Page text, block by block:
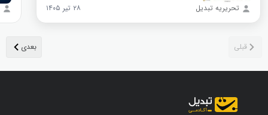
تحریریه تبدیل ۲۸ تیر ۱۴۰۵